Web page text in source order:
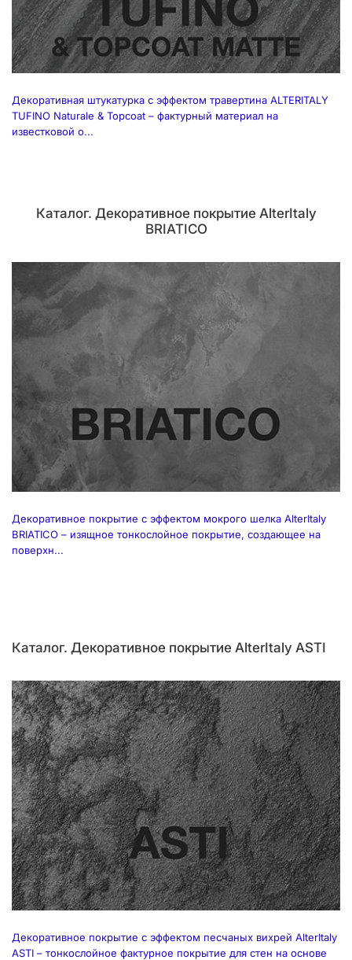
Декоративная штукатурка с эффектом травертина ALTERITALY
TUFINO Naturale & Topcoat – фактурный материал на
известковой о...
Каталог. Декоративное покрытие AlterItaly
BRIATICO
Декоративное покрытие с эффектом мокрого шелка AlterItaly
BRIATICO – изящное тонкослойное покрытие, создающее на
поверхн...
Каталог. Декоративное покрытие AlterItaly ASTI
Декоративное покрытие с эффектом песчаных вихрей AlterItaly
ASTI – тонкослойное фактурное покрытие для стен на основе